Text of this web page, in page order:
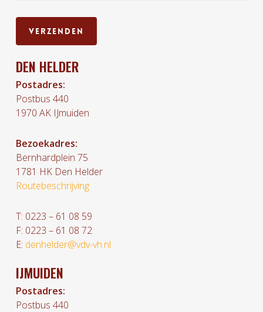
DEN HELDER
Postadres:
Postbus 440
1970 AK IJmuiden
Bezoekadres:
Bernhardplein 75
1781 HK Den Helder
Routebeschrijving
T: 0223 – 61 08 59
F: 0223 – 61 08 72
E: denhelder@vdv-vh.nl
IJMUIDEN
Postadres:
Postbus 440